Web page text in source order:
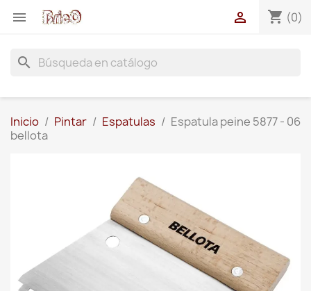
 shopping_cart (0)

search
Inicio Pintar Espatulas
Espatula peine 5877 - 06
bellota